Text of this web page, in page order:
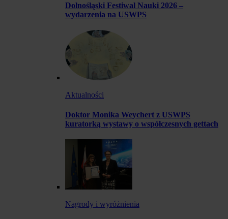
Dolnośląski Festiwal Nauki 2026 –
wydarzenia na USWPS
Aktualności
Doktor Monika Weychert z USWPS
kuratorką wystawy o współczesnych gettach
Nagrody i wyróżnienia